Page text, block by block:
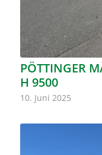
PÖTTINGER
H 9500
10. Juni 2025